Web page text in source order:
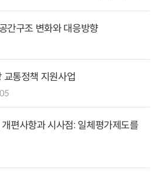
간구조 변화와 대응방향
통정책 지원사업
편사항과 시사점: 일체평가제도를